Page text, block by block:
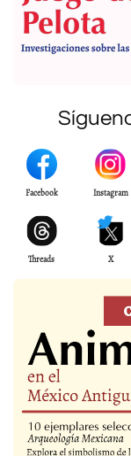
Facebook Instagram
Threads X